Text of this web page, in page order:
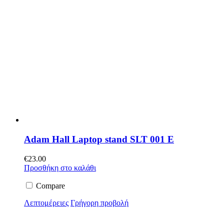
Adam Hall Laptop stand SLT 001 E
€23.00
Προσθήκη στο καλάθι
Compare
Λεπτομέρειες Γρήγορη προβολή